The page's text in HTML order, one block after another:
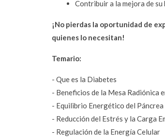
Contribuir a la mejora de
¡No pierdas la oportunidad de
quienes lo necesitan!
Temario:
- Que es la Diabetes
- Beneficios de la Mesa Radiónica
- Equilibrio Energético del Páncrea
- Reducción del Estrés y la Carga
- Regulación de la Energía Celular